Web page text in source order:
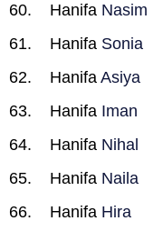
Hanifa Nasim
Hanifa Sonia
Hanifa Asiya
Hanifa Iman
Hanifa Nihal
Hanifa Naila
Hanifa Hira